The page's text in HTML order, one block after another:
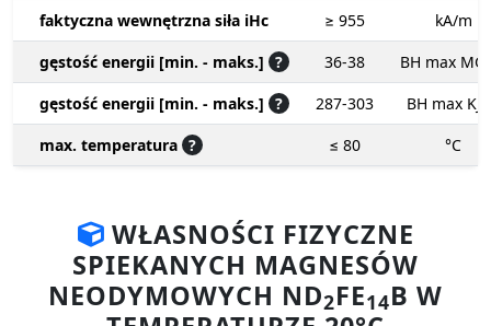
faktyczna wewnętrzna siła iHc
≥ 955
kA/m
gęstość energii [min. - maks.] ? 36-38
BH max
gęstość energii [min. - maks.] ? 287-303
BH max
max. temperatura ? ≤ 80 °C
WŁASNOŚCI FIZYCZNE
SPIEKANYCH MAGNESÓW
NEODYMOWYCH ND2FE14B W